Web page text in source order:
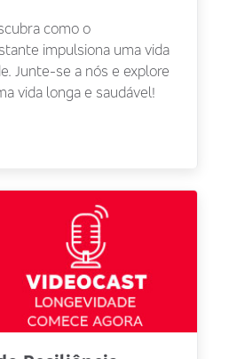
como o
impulsiona uma vida
Junte-se a nós e explore
vida longa e saudável!